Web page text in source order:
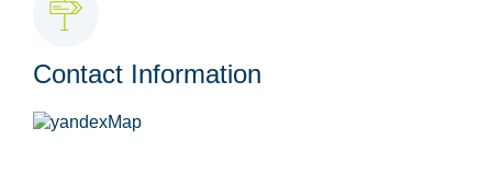
Contact Information